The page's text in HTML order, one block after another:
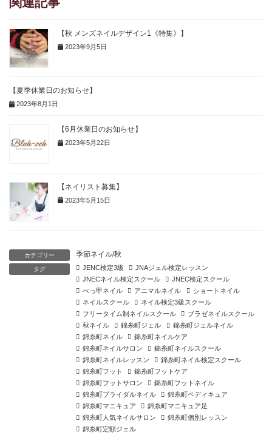
【秋 メンズネイルデザイン1《特集》】
2023年9月5日
【夏季休業日のお知らせ】
2023年8月1日
【6月休業日のお知らせ】
2023年5月22日
【ネイリスト募集】
2023年5月15日
カテゴリー 季節ネイル/秋
タグ JENC検定3級
JNAジェル検定レッスン
JNECネイル検定スクール
JNEC検定スクール
べっ甲ネイル
アニマルネイル
ショートネイル
ネイルスクール
ネイル検定3級スクール
フリータイム制ネイルスクール
ブラゼネイルスクール
秋ネイル
錦糸町ジェル
錦糸町ジェルネイル
錦糸町ネイル
錦糸町ネイルケア
錦糸町ネイルサロン
錦糸町ネイルスクール
錦糸町ネイルレッスン
錦糸町ネイル検定スクール
錦糸町フット
錦糸町フットケア
錦糸町フットサロン
錦糸町フットネイル
錦糸町ブライダルネイル
錦糸町ペディキュア
錦糸町マニキュア
錦糸町マニキュア足
錦糸町人気ネイルサロン
錦糸町個別レッスン
錦糸町定額ジェル